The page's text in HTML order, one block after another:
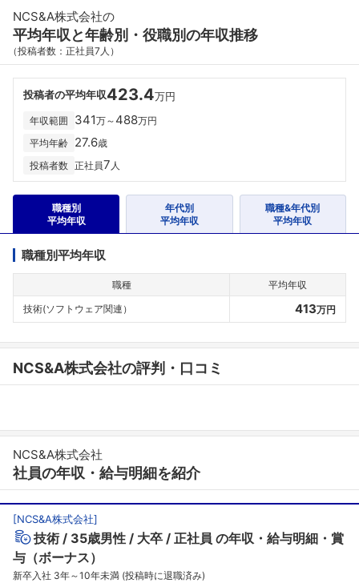
NCS&A株式会社の
平均年収と年齢別・役職別の年収推移
（投稿者数：正社員7人）
投稿者の平均年収423.4万円
年収範囲 341万～ 488万円
平均年齢 27.6歳
投稿者数 正社員7 人
職種別
平均年収
年代別
平均年収
職種&年代別
平均年収
職種別平均年収
職種
平均年収
技術(ソフトウェア関連）
413万円
NCS&A株式会社の評判・口コミ
NCS&A株式会社
社員の年収・給与明細を紹介
[NCS&A株式会社]
技術 35歳男性 大卒 正社員 の年収・給与明細・賞
与（ボーナス）
新卒入社 3年～10年未満 (投稿時に退職済み)